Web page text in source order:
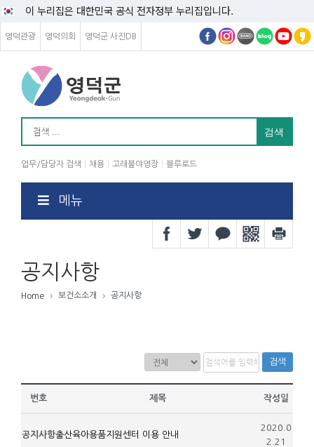
이 누리집은 대한민국 공식 전자정부 누리집입니다.
영덕관광 영덕의회 영덕군 사진DB
업무/담당자 검색 채용 고래불야영장 블루로드
메뉴
공지사항
Home 보건소소개 공지사항
검색
번호 제목 작성일
공지사항출산육아용품지원센터 이용 안내
2020.0
2.21